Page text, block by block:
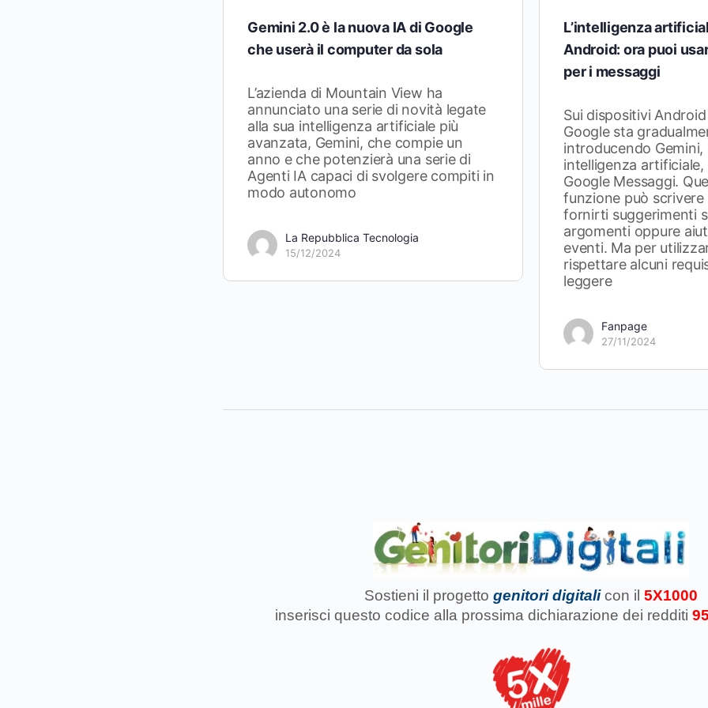
Gemini 2.0 è la nuova IA di Google
che userà il computer da sola
L’azienda di Mountain View ha
annunciato una serie di novità legate
alla sua intelligenza artificiale più
avanzata, Gemini, che compie un
anno e che potenzierà una serie di
Agenti IA capaci di svolgere compiti in
modo autonomo
La Repubblica Tecnologia
15/12/2024
L’intelligenza
Android: ora puoi
per i messaggi
Sui dispositivi
Google sta
introducendo Gemini,
intelligenza artificiale,
Google Messaggi.
funzione può scrivere
fornirti suggerimenti
argomenti oppure
eventi. Ma per
rispettare alcuni
leggere
Fanpage
27/11/2024
Sostieni il progetto genitori digitali con il 5X1000
inserisci questo codice alla prossima dichiarazione dei redditi